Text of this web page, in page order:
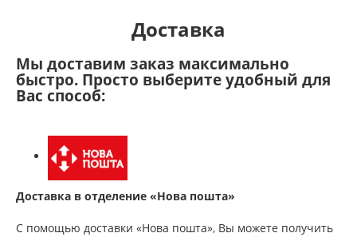
Доставка
Мы доставим заказ максимально
быстро. Просто выберите удобный для
Вас способ:
Доставка в отделение «Нова пошта»
С помощью доставки «Нова пошта», Вы можете получить